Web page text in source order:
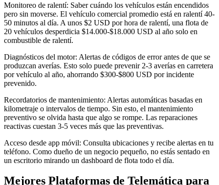
Monitoreo de ralentí: Saber cuándo los vehículos están encendidos
pero sin moverse. El vehículo comercial promedio está en ralentí 40-
50 minutos al día. A unos $2 USD por hora de ralentí, una flota de
20 vehículos desperdicia $14.000-$18.000 USD al año solo en
combustible de ralentí.
Diagnósticos del motor: Alertas de códigos de error antes de que se
produzcan averías. Esto solo puede prevenir 2-3 averías en carretera
por vehículo al año, ahorrando $300-$800 USD por incidente
prevenido.
Recordatorios de mantenimiento: Alertas automáticas basadas en
kilometraje o intervalos de tiempo. Sin esto, el mantenimiento
preventivo se olvida hasta que algo se rompe. Las reparaciones
reactivas cuestan 3-5 veces más que las preventivas.
Acceso desde app móvil: Consulta ubicaciones y recibe alertas en tu
teléfono. Como dueño de un negocio pequeño, no estás sentado en
un escritorio mirando un dashboard de flota todo el día.
Mejores Plataformas de Telemática para